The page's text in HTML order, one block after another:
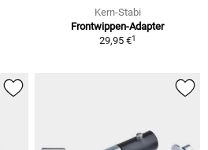
Kern-Stabi
Frontwippen-Adapter
29,95 €1